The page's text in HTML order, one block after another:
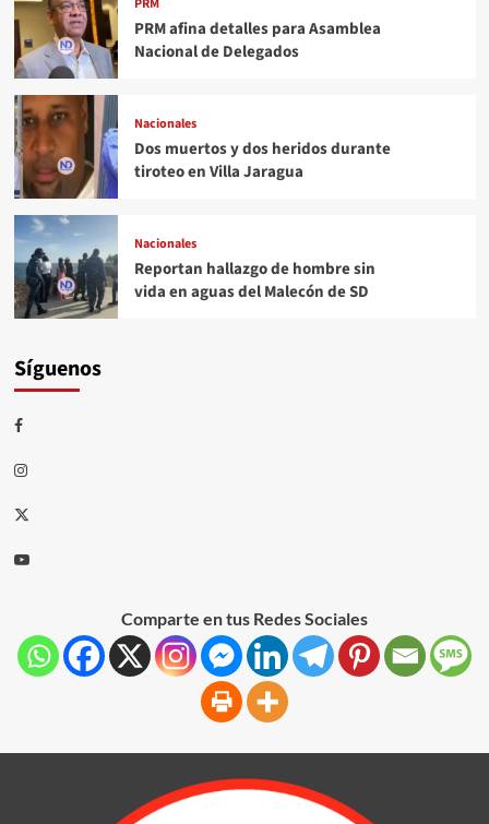
PRM afina detalles para Asamblea
Nacional de Delegados
Nacionales
Dos muertos y dos heridos durante
tiroteo en Villa Jaragua
Nacionales
Reportan hallazgo de hombre sin
vida en aguas del Malecón de SD
Síguenos
Comparte en tus Redes Sociales